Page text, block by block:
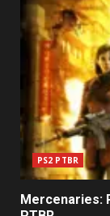
PS2 PTBR
Mercenaries: